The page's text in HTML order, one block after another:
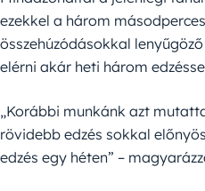
ezekkel a három
összehúzódásokkal
elérni akár heti három
„Korábbi munkánk azt
rövidebb edzés sokkal
edzés egy héten” –